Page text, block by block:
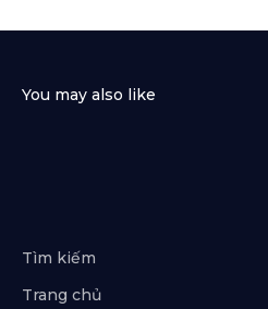
Tìm kiếm
Trang chủ